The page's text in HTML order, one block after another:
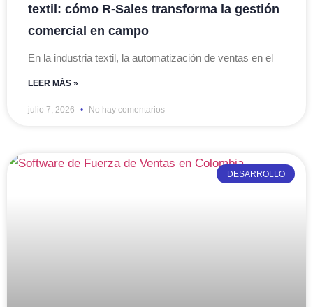
textil: cómo R-Sales transforma la gestión
comercial en campo
En la industria textil, la automatización de ventas en el
LEER MÁS »
julio 7, 2026 No hay comentarios
DESARROLLO